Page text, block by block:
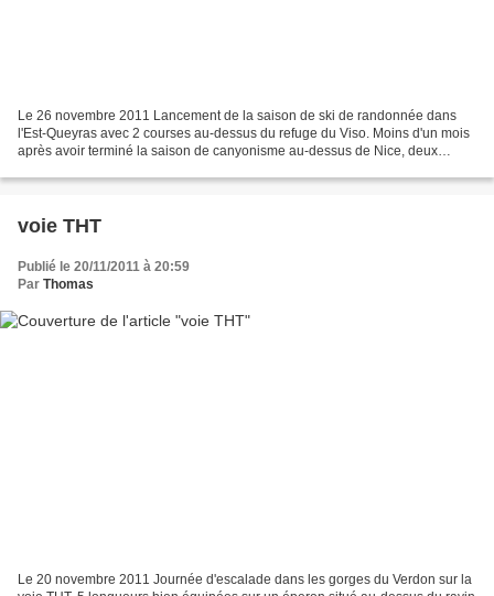
Le 26 novembre 2011 Lancement de la saison de ski de randonnée dans
l'Est-Queyras avec 2 courses au-dessus du refuge du Viso. Moins d'un mois
après avoir terminé la saison de canyonisme au-dessus de Nice, deux
voie THT
Publié le 20/11/2011 à 20:59
Par Thomas
Le 20 novembre 2011 Journée d'escalade dans les gorges du Verdon sur la